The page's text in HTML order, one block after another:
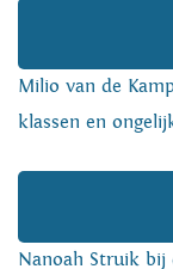
Milio van de
klassen en
Nanoah Struik